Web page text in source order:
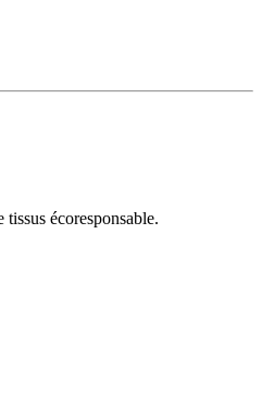
écoresponsable.